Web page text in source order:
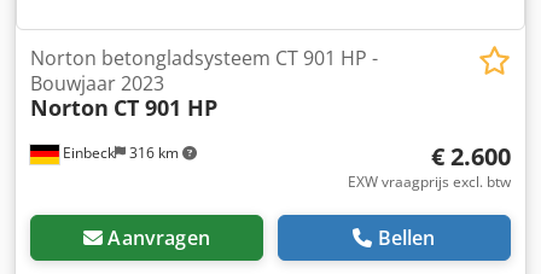
Einbeck 316 km
Norton betongladsysteem CT 901 HP -
Bouwjaar 2023
Norton CT 901 HP
€ 2.600
EXW vraagprijs excl. btw
Aanvragen Bellen